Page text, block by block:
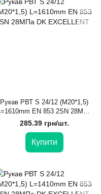
Рукав РВТ S 24/12 (М20*1,5)
L=1610mm EN 853 2SN 28МПа
DK EXCELLENT
285.39 грн/шт.
Купити